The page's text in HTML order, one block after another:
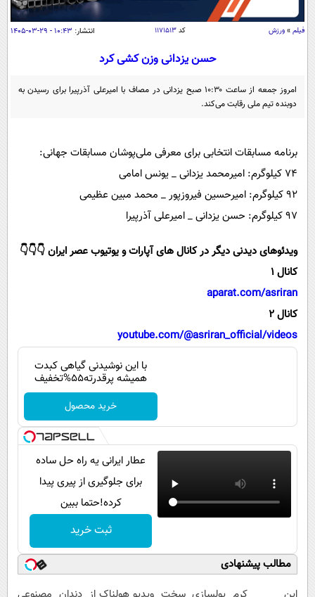
اقتصاد
جامعه
یک برش دانایی
محیط زیست
علم و دانش
فناوری و It
علمی
اخبار کریپتو
قرآن
گوناگون
سرگرمی
باشگاه مغز
فیلم
اقتصاد
فناوری
حوادث
محیط زیست
سلامت
بین الملل
حیات وحش
عصر ایران 2
روانشناسی
دانلود
فیلم » ورزش کد۱۱۷۱۵۱۳ انتشار: ۱۰:۴۳ - ۲۹-۰۳-۱۴۰۵
حسن یزدانی وزن کشی کرد
امروز جمعه از ساعت ۱۰:۳۰ صبح یزدانی در مصاف با امیرعلی آذرپیرا برای رسیدن به
دوبنده تیم ملی رقابت می‌کند.
برنامه مسابقات انتخابی برای معرفی ملی‌پوشان مسابقات جهانی:
۷۴ کیلوگرم: امیرمحمد یزدانی _ یونس امامی
۹۲ کیلوگرم: امیرحسین فیروزپور _ محمد مبین عظیمی
۹۷ کیلوگرم: حسن یزدانی _ امیرعلی آذرپیرا
ویدئوهای دیدنی دیگر در کانال های آپارات و یوتیوب عصر ایران 👇👇👇
کانال 1
aparat.com/asriran
کانال 2
youtube.com/@asriran_official/videos
با این نوشیدنی گیاهی کبدت
همیشه پرقدرته55%تخفیف
خرید محصول
عطار ایرانی یه راه حل ساده
برای جلوگیری از پیری پیدا
کرده!حتما ببین
ثبت خرید
مطالب پیشنهادی